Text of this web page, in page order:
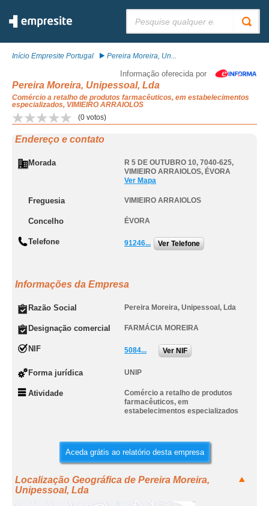
Início Empresite Portugal Pereira Moreira, Un...
Informação oferecida por
Pereira Moreira, Unipessoal, Lda
Comércio a retalho de produtos farmacêuticos, em estabelecimentos
especializados, VIMIEIRO ARRAIOLOS
(0 votos)
Endereço e contato
Morada R 5 DE OUTUBRO 10, 7040-625,
VIMIEIRO ARRAIOLOS, ÉVORA
Ver Mapa
Freguesia VIMIEIRO ARRAIOLOS
Concelho ÉVORA
Telefone 91246... Ver Telefone
Informações da Empresa
Razão Social Pereira Moreira, Unipessoal, Lda
Designação comercial FARMÁCIA MOREIRA
NIF 5084... Ver NIF
Forma jurídica UNIP
Atividade
Comércio a retalho de produtos
farmacêuticos, em
estabelecimentos especializados
Aceda grátis ao relatório desta empresa
Localização Geográfica de Pereira Moreira,
Unipessoal, Lda